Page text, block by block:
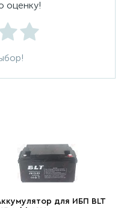
оценку!
для ИБП BLT